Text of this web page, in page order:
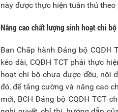
này được thực hiện tuân thủ
Nâng cao chất lượng sinh hoạt chi bộ
Ban Chấp hành Đảng bộ CQĐH
kéo dài, CQĐH TCT phải thực
hoạt chi bộ chưa được đều, nội
đó, để tăng cường và nâng cao
mới, BCH Đảng bộ CQĐH TCT